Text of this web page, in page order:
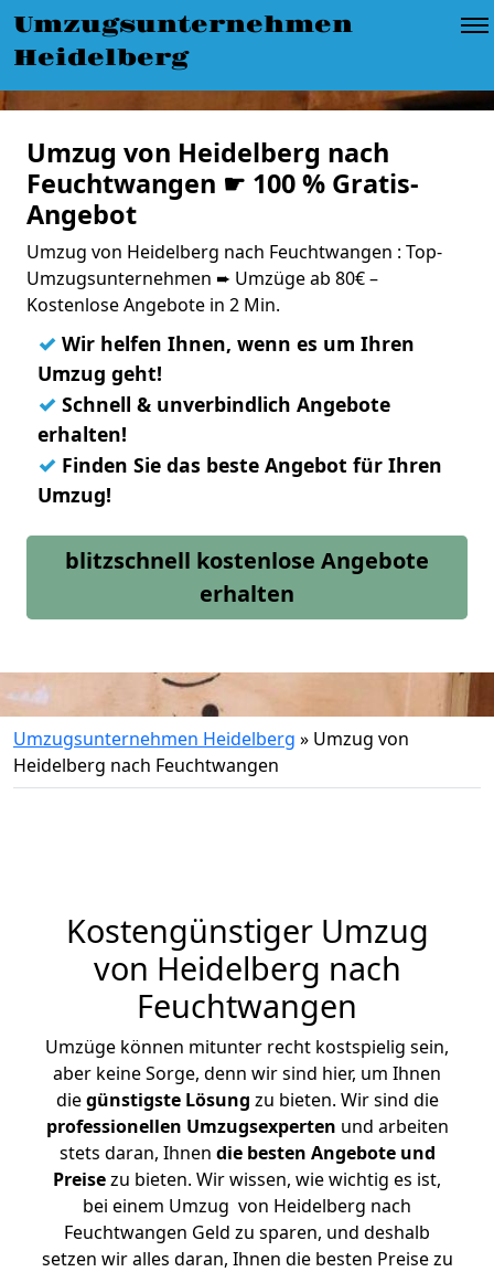
Umzugsunternehmen
Heidelberg
Umzug von Heidelberg nach
Feuchtwangen ☛ 100 % Gratis-
Angebot
Umzug von Heidelberg nach Feuchtwangen : Top-
Umzugsunternehmen ➨ Umzüge ab 80€ –
Kostenlose Angebote in 2 Min.
✓ Wir helfen Ihnen, wenn es um Ihren
Umzug geht!
✓ Schnell & unverbindlich Angebote
erhalten!
✓ Finden Sie das beste Angebot für Ihren
Umzug!
blitzschnell kostenlose Angebote
erhalten
Umzugsunternehmen Heidelberg » Umzug von
Heidelberg nach Feuchtwangen
Kostengünstiger Umzug
von Heidelberg nach
Feuchtwangen
Umzüge können mitunter recht kostspielig sein,
aber keine Sorge, denn wir sind hier, um Ihnen
diegünstigste Lösung zu bieten. Wir sind die
professionellen Umzugsexperten und arbeiten
stets daran, Ihnen die besten Angebote und
Preisezu bieten. Wir wissen, wie wichtig es ist,
bei einem Umzug von Heidelberg nach
Feuchtwangen Geld zu sparen, und deshalb
setzen wir alles daran, Ihnen die besten Preise zu